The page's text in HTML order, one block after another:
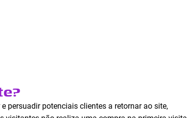
persuadir potenciais clientes a retornar ao site,